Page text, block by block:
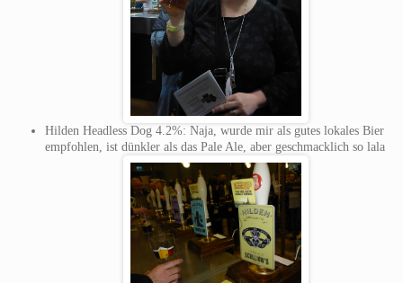
Hilden Headless Dog 4.2%: Naja, wurde mir als gutes lokales Bier
empfohlen, ist dünkler als das Pale Ale, aber geschmacklich so lala